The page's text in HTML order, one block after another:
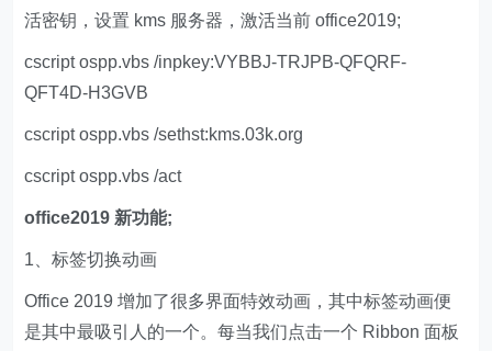
活密钥，设置 kms 服务器，激活当前 office2019;
cscript ospp.vbs /inpkey:VYBBJ-TRJPB-QFQRF-
QFT4D-H3GVB
cscript ospp.vbs /sethst:kms.03k.org
cscript ospp.vbs /act
office2019 新功能;
1、标签切换动画
Office 2019 增加了很多界面特效动画，其中标签动画便
是其中最吸引人的一个。每当我们点击一个 Ribbon 面板